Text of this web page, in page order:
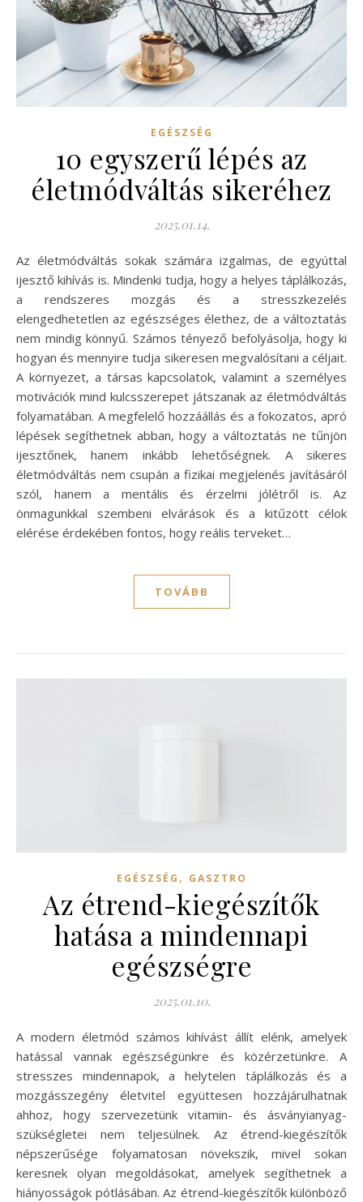
EGÉSZSÉG
10 egyszerű lépés az
életmódváltás sikeréhez
2025.01.14.
Az életmódváltás sokak számára izgalmas, de egyúttal
ijesztő kihívás is. Mindenki tudja, hogy a helyes táplálkozás,
a rendszeres mozgás és a stresszkezelés
elengedhetetlen az egészséges élethez, de a változtatás
nem mindig könnyű. Számos tényező befolyásolja, hogy ki
hogyan és mennyire tudja sikeresen megvalósítani a céljait.
A környezet, a társas kapcsolatok, valamint a személyes
motivációk mind kulcsszerepet játszanak az életmódváltás
folyamatában. A megfelelő hozzáállás és a fokozatos, apró
lépések segíthetnek abban, hogy a változtatás ne tűnjön
ijesztőnek, hanem inkább lehetőségnek. A sikeres
életmódváltás nem csupán a fizikai megjelenés javításáról
szól, hanem a mentális és érzelmi jólétről is. Az
önmagunkkal szembeni elvárások és a kitűzött célok
elérése érdekében fontos, hogy reális terveket…
TOVÁBB
EGÉSZSÉG , GASZTRO
Az étrend-kiegészítők
hatása a mindennapi
egészségre
2025.01.10.
A modern életmód számos kihívást állít elénk, amelyek
hatással vannak egészségünkre és közérzetünkre. A
stresszes mindennapok, a helytelen táplálkozás és a
mozgásszegény életvitel együttesen hozzájárulhatnak
ahhoz, hogy szervezetünk vitamin- és ásványianyag-
szükségletei nem teljesülnek. Az étrend-kiegészítők
népszerűsége folyamatosan növekszik, mivel sokan
keresnek olyan megoldásokat, amelyek segíthetnek a
hiányosságok pótlásában. Az étrend-kiegészítők különböző